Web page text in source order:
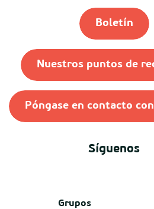
Boletín
Nuestros puntos de
Póngase en contacto
Síguenos
Grupos